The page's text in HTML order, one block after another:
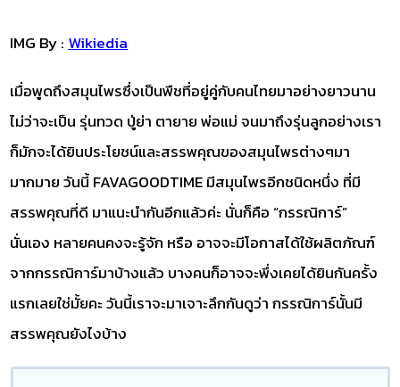
IMG By : Wikiedia
เมื่อพูดถึงสมุนไพรซึ่งเป็นพืชที่อยู่คู่กับคนไทยมาอย่างยาวนาน
ไม่ว่าจะเป็น รุ่นทวด ปู่ย่า ตายาย พ่อแม่ จนมาถึงรุ่นลูกอย่างเรา
ก็มักจะได้ยินประโยชน์และสรรพคุณของสมุนไพรต่างๆมา
มากมาย วันนี้ FAVAGOODTIME มีสมุนไพรอีกชนิดหนึ่ง ที่มี
สรรพคุณที่ดี มาแนะนำกันอีกแล้วค่ะ นั่นก็คือ “กรรณิการ์”
นั่นเอง หลายคนคงจะรู้จัก หรือ อาจจะมีโอกาสได้ใช้ผลิตภัณฑ์
จากกรรณิการ์มาบ้างแล้ว บางคนก็อาจจะพึ่งเคยได้ยินกันครั้ง
แรกเลยใช่มั้ยคะ วันนี้เราจะมาเจาะลึกกันดูว่า กรรณิการ์นั้นมี
สรรพคุณยังไงบ้าง